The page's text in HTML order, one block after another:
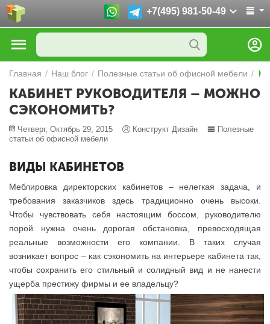
+7(495) 981-50-49
Главная / Наш блог / Полезные статьи об офисной мебели /
КАБИНЕТ РУКОВОДИТЕЛЯ – МОЖНО
СЭКОНОМИТЬ?
Четверг, Октябрь 29, 2015 Конструкт Дизайн
Полезные
статьи об офисной мебели
ВИДЫ КАБИНЕТОВ
Меблировка директорских кабинетов – нелегкая задача, и
требования заказчиков здесь традиционно очень высоки.
Чтобы чувствовать себя настоящим боссом, руководителю
порой нужна очень дорогая обстановка, превосходящая
реальные возможности его компании. В таких случая
возникает вопрос – как сэкономить на интерьере кабинета так,
чтобы сохранить его стильный и солидный вид и не нанести
ущерба престижу фирмы и ее владельцу?